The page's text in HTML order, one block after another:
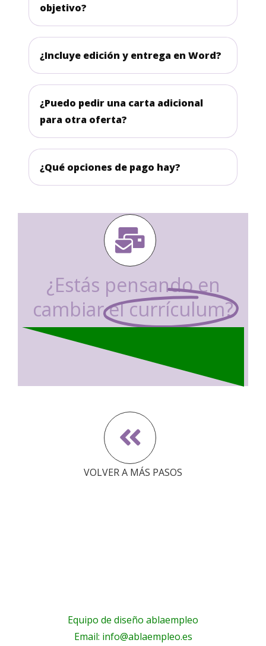
objetivo?
¿Incluye edición y entrega en Word?
¿Puedo pedir una carta adicional
para otra oferta?
¿Qué opciones de pago hay?
¿Estás pensando en
cambiarel currículum?
VOLVER A MÁS PASOS
Equipo de diseño ablaempleo
Email: info@ablaempleo.es